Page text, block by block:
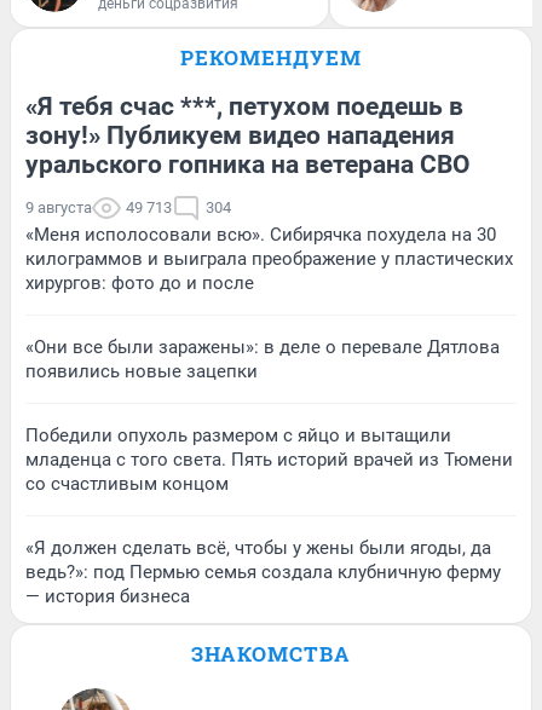
деньги соцразвития
РЕКОМЕНДУЕМ
«Я тебя счас ***, петухом поедешь в
зону!» Публикуем видео нападения
уральского гопника на ветерана СВО
9 августа 49 713 304
«Меня исполосовали всю». Сибирячка похудела на 30
килограммов и выиграла преображение у пластических
хирургов: фото до и после
«Они все были заражены»: в деле о перевале Дятлова
появились новые зацепки
Победили опухоль размером с яйцо и вытащили
младенца с того света. Пять историй врачей из Тюмени
со счастливым концом
«Я должен сделать всё, чтобы у жены были ягоды, да
ведь?»: под Пермью семья создала клубничную ферму
— история бизнеса
ЗНАКОМСТВА